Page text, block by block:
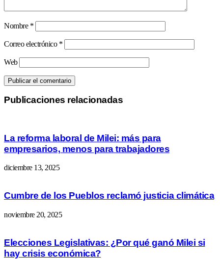
Nombre *
Correo electrónico *
Web
Publicaciones relacionadas
La reforma laboral de Milei: más para
empresarios, menos para trabajadores
diciembre 13, 2025
Cumbre de los Pueblos reclamó justicia climática
noviembre 20, 2025
Elecciones Legislativas: ¿Por qué ganó Milei si
hay crisis económica?